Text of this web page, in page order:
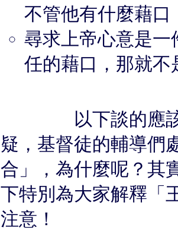
不管他有什麼藉口
尋求上帝心意是一
任的藉口，那就不
以下談的應該不
疑，基督徒的輔導們
合」，為什麼呢？其
下特別為大家解釋「
注意！